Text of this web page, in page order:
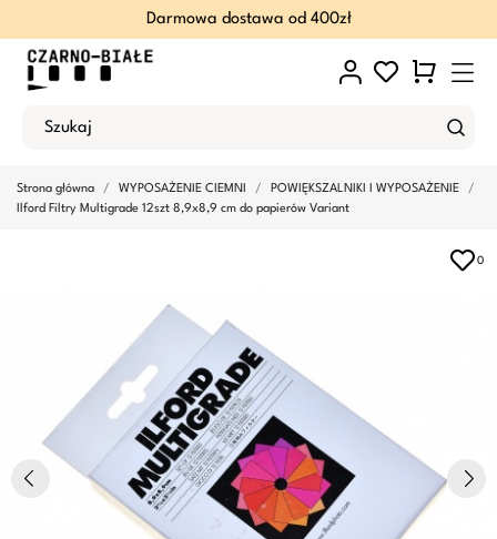
Darmowa dostawa od 400zł
Strona główna WYPOSAŻENIE CIEMNI
POWIĘKSZALNIKI I WYPOSAŻENIE
Ilford Filtry Multigrade 12szt 8,9x8,9 cm do papierów Variant
0